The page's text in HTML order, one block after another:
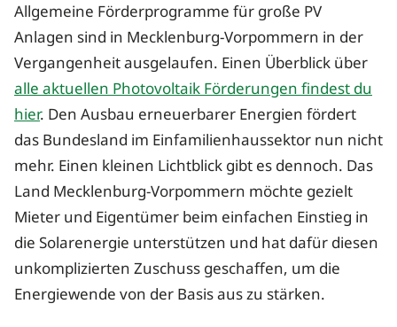
Allgemeine Förderprogramme für große PV
Anlagen sind in Mecklenburg-Vorpommern in der
Vergangenheit ausgelaufen. Einen Überblick über
alle aktuellen Photovoltaik Förderungen findest du
hier. Den Ausbau erneuerbarer Energien fördert
das Bundesland im Einfamilienhaussektor nun nicht
mehr. Einen kleinen Lichtblick gibt es dennoch. Das
Land Mecklenburg-Vorpommern möchte gezielt
Mieter und Eigentümer beim einfachen Einstieg in
die Solarenergie unterstützen und hat dafür diesen
unkomplizierten Zuschuss geschaffen, um die
Energiewende von der Basis aus zu stärken.